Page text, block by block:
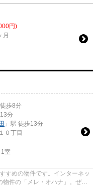
円)
月
徒歩8分
分
」駅 徒歩13分
１０丁目
1室
すめの物件です。インターネッ
物件の「メレ・オハナ」。ぜひ